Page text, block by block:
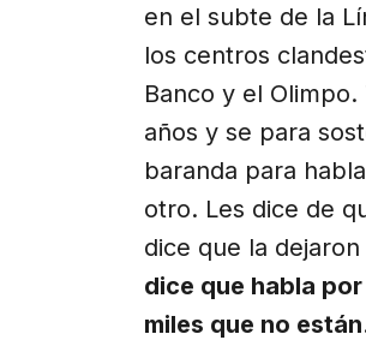
en el subte de la
los centros
Banco y el
años y se para
baranda para
otro. Les dice de
dice que la
dice que habla
miles que no están